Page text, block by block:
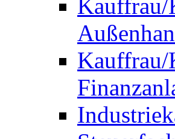
Kauffrau/
Kauffrau/